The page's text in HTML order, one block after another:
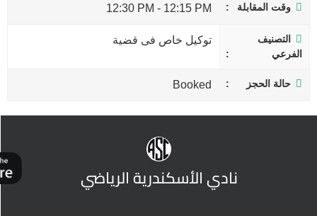
وقت المقابلة 12:15 PM
-
12:30 PM
التصنيف
الفرعي
توكيل خاص فى قضية
حالة الحجز Booked
نادي الأسكندرية الرياضي